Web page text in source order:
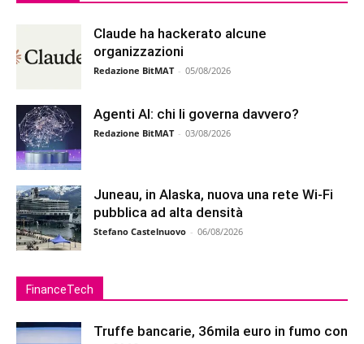
Claude ha hackerato alcune
organizzazioni
Redazione BitMAT - 05/08/2026
Agenti AI: chi li governa davvero?
Redazione BitMAT - 03/08/2026
Juneau, in Alaska, nuova una rete Wi-Fi
pubblica ad alta densità
Stefano Castelnuovo - 06/08/2026
FinanceTech
Truffe bancarie, 36mila euro in fumo con